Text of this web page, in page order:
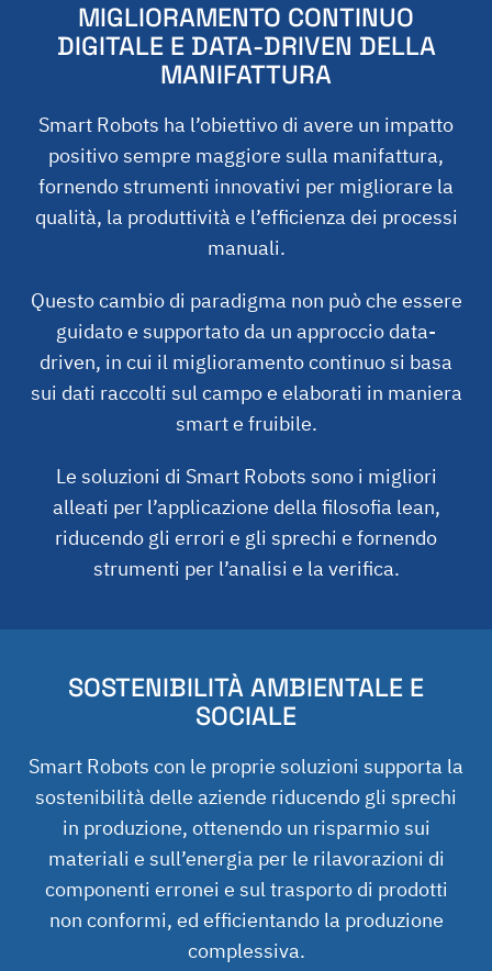
MIGLIORAMENTO CONTINUO
DIGITALE E DATA-DRIVEN DELLA
MANIFATTURA
Smart Robots ha l’obiettivo di avere un impatto
positivo sempre maggiore sulla manifattura,
fornendo strumenti innovativi per migliorare la
qualità, la produttività e l’efficienza dei processi
manuali.
Questo cambio di paradigma non può che essere
guidato e supportato da un approccio data-
driven, in cui il miglioramento continuo si basa
sui dati raccolti sul campo e elaborati in maniera
smart e fruibile.
Le soluzioni di Smart Robots sono i migliori
alleati per l’applicazione della filosofia lean,
riducendo gli errori e gli sprechi e fornendo
strumenti per l’analisi e la verifica.
SOSTENIBILITÀ AMBIENTALE E
SOCIALE
Smart Robots con le proprie soluzioni supporta la
sostenibilità delle aziende riducendo gli sprechi
in produzione, ottenendo un risparmio sui
materiali e sull’energia per le rilavorazioni di
componenti erronei e sul trasporto di prodotti
non conformi, ed efficientando la produzione
complessiva.